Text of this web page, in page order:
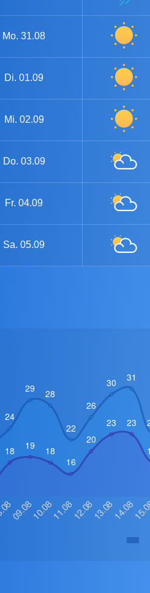
Mo. 31.08
Di. 01.09
Mi. 02.09
Do. 03.09
Fr. 04.09
Sa. 05.09